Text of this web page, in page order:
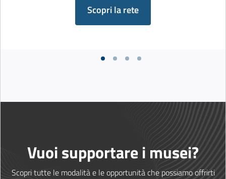
Scopri la rete
Vuoi supportare i musei?
Scopri tutte le modalità e le opportunità che possiamo offrirti